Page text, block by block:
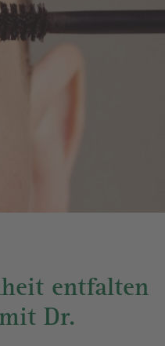
entfalten
Dr.